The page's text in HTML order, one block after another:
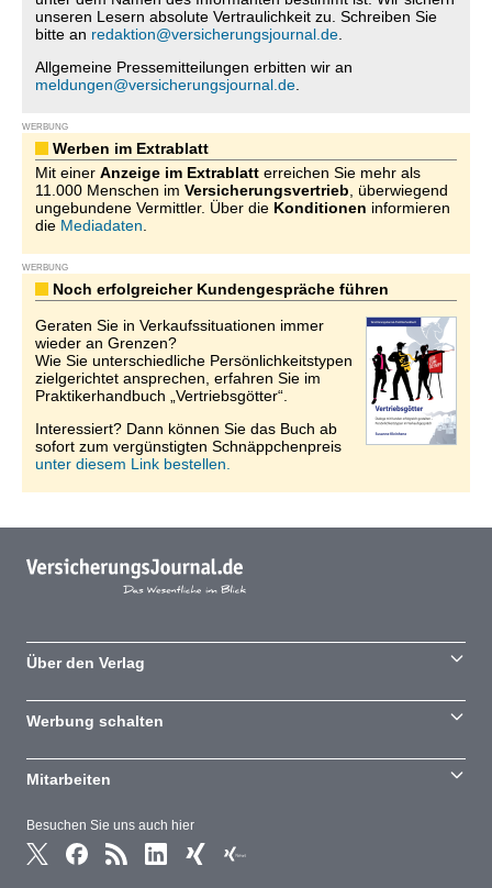
unseren Lesern absolute Vertraulichkeit zu. Schreiben Sie
bitte an redaktion@versicherungsjournal.de
Allgemeine Pressemitteilungen erbitten wir an
meldungen@versicherungsjournal.de
WERBUNG
Werben im Extrablatt
Mit einer Anzeige im Extrablatt erreichen Sie mehr als
11.000 Menschen im Versicherungsvertrieb , überwiegend
ungebundene Vermittler. Über die Konditionen informieren
die Mediadaten
WERBUNG
Noch erfolgreicher Kundengespräche führen
Geraten Sie in Verkaufssituationen immer
wieder an Grenzen?
Wie Sie unterschiedliche Persönlichkeitstypen
zielgerichtet ansprechen, erfahren Sie im
Praktikerhandbuch „Vertriebsgötter“.
Interessiert? Dann können Sie das Buch ab
sofort zum vergünstigten Schnäppchenpreis
unter diesem Link bestellen.
Besuchen Sie uns auch hier
Über den Verlag
Werbung schalten
Mitarbeiten